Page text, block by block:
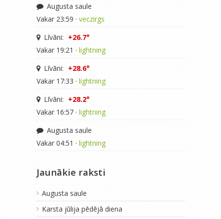
Augusta saule
Vakar 23:59 · veczirgs
Līvāni: +26.7°
Vakar 19:21 · lightning
Līvāni: +28.6°
Vakar 17:33 · lightning
Līvāni: +28.2°
Vakar 16:57 · lightning
Augusta saule
Vakar 04:51 · lightning
Jaunākie raksti
Augusta saule
Karsta jūlija pēdējā diena